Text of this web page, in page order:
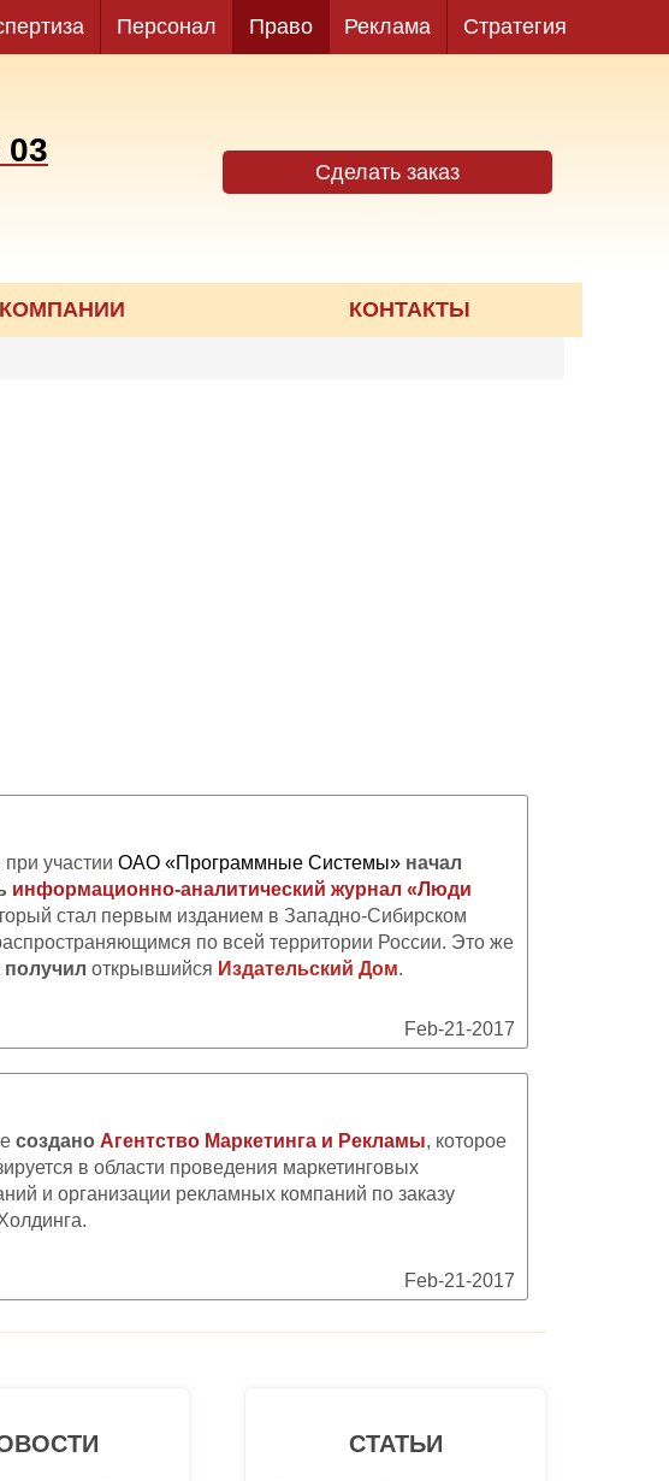
Персонал Право Реклама Стратегия
Сделать заказ
03
КОНТАКТЫ
участии ОАО «Программные Системы» начал
информационно-аналитический журнал «Люди
стал первым изданием в Западно-Сибирском
по всей территории России. Это же
получил открывшийся Издательский Дом.
Feb-21-2017
создано Агентство Маркетинга и Рекламы, которое
в области проведения маркетинговых
и организации рекламных компаний по заказу
Feb-21-2017
СТАТЬИ